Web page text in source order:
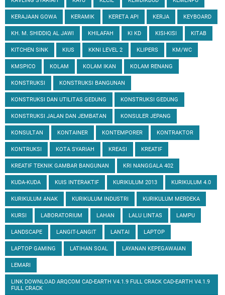
KERAJAAN GOWA KERAMIK KERETA API KERJA KEYBOARD
KH. M. SHIDDIQ AL JAWI KHILAFAH KI KD KISI-KISI KITAB
KITCHEN SINK KIUS KKNI LEVEL 2 KLIPERS KM/WC
KMSPICO KOLAM KOLAM IKAN KOLAM RENANG
KONSTRUKSI KONSTRUKSI BANGUNAN
KONSTRUKSI DAN UTILITAS GEDUNG KONSTRUKSI GEDUNG
KONSTRUKSI JALAN DAN JEMBATAN KONSULER JEPANG
KONSULTAN KONTAINER KONTEMPORER KONTRAKTOR
KONTRUKSI KOTA SYARIAH KREASI KREATIF
KREATIF TEKNIK GAMBAR BANGUNAN KRI NANGGALA 402
KUDA-KUDA KUIS INTERAKTIF KURIKULUM 2013 KURIKULUM 4.0
KURIKULUM ANAK KURIKULUM INDUSTRI KURIKULUM MERDEKA
KURSI LABORATORIUM LAHAN LALU LINTAS LAMPU
LANDSCAPE LANGIT-LANGIT LANTAI LAPTOP
LAPTOP GAMING LATIHAN SOAL LAYANAN KEPEGAWAIAN
LEMARI
LINK DOWNLOAD ARQCOM CAD-EARTH V4.1.9 FULL CRACK CAD-EARTH V4.1.9
FULL CRACK